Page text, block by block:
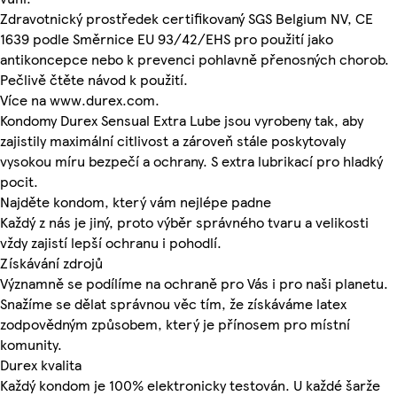
Zdravotnický prostředek certifikovaný SGS Belgium NV, CE
1639 podle Směrnice EU 93/42/EHS pro použití jako
antikoncepce nebo k prevenci pohlavně přenosných chorob.
Pečlivě čtěte návod k použití.
Více na www.durex.com.
Kondomy Durex Sensual Extra Lube jsou vyrobeny tak, aby
zajistily maximální citlivost a zároveň stále poskytovaly
vysokou míru bezpečí a ochrany. S extra lubrikací pro hladký
pocit.
Najděte kondom, který vám nejlépe padne
Každý z nás je jiný, proto výběr správného tvaru a velikosti
vždy zajistí lepší ochranu i pohodlí.
Získávání zdrojů
Významně se podílíme na ochraně pro Vás i pro naši planetu.
Snažíme se dělat správnou věc tím, že získáváme latex
zodpovědným způsobem, který je přínosem pro místní
komunity.
Durex kvalita
Každý kondom je 100% elektronicky testován. U každé šarže